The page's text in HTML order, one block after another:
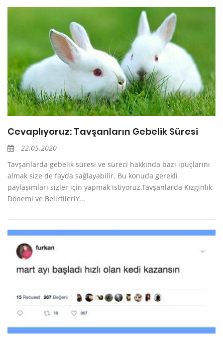
Cevaplıyoruz: Tavşanların Gebelik Süresi
22.05.2020
Tavşanlarda gebelik süresi ve süreci hakkında bazı ipuçlarını
almak size de fayda sağlayabilir. Bu konuda gerekli
paylaşımları sizler için yapmak istiyoruz.Tavşanlarda Kızgınlık
Dönemi ve BelirtileriY...